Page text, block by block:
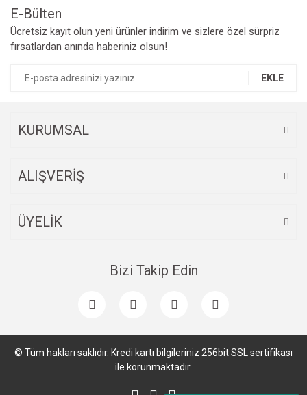
E-Bülten
Ücretsiz kayıt olun yeni ürünler indirim ve sizlere özel sürpriz
fırsatlardan anında haberiniz olsun!
EKLE
KURUMSAL
ALIŞVERİŞ
ÜYELİK
Bizi Takip Edin
© Tüm hakları saklıdır. Kredi kartı bilgileriniz 256bit SSL sertifikası
ile korunmaktadır.